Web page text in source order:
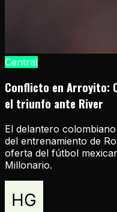
Central
Conflicto en Arroyito:
el triunfo ante River
El delantero
del entrenamiento de
oferta del fútbol
Millonario.